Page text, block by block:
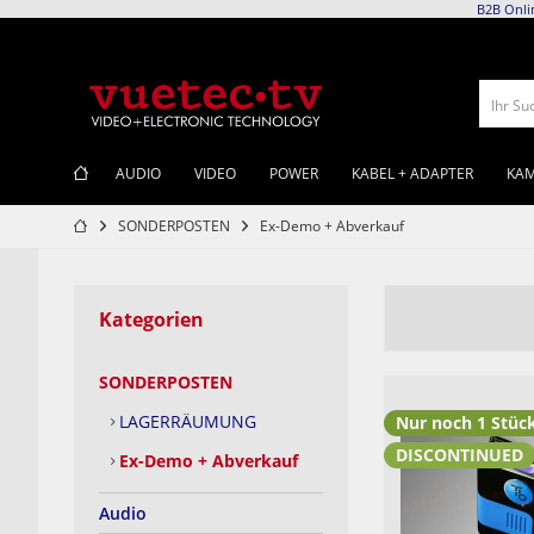
B2B
Ihr
AUDIO VIDEO POWER KABEL + ADAPTER
SONDERPOSTEN Ex-Demo + Abverkauf
Kategorien
SONDERPOSTEN
LAGERRÄUMUNG
Ex-Demo + Abverkauf
Audio
Nur noch 1
DISCONTINUED